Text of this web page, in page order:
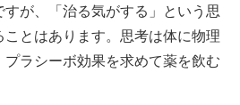
が、「治る気がする」という思
とはあります。思考は体に物理
ラシーボ効果を求めて薬を飲む